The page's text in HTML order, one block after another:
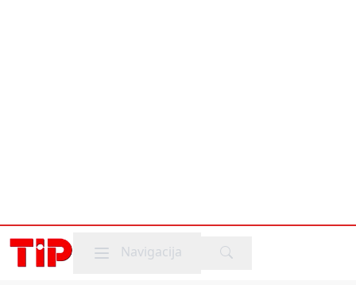
Mobile menu
Navigacija